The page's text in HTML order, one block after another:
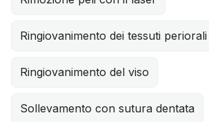
Ringiovanimento dei tessuti periorali
Ringiovanimento del viso
Sollevamento con sutura dentata